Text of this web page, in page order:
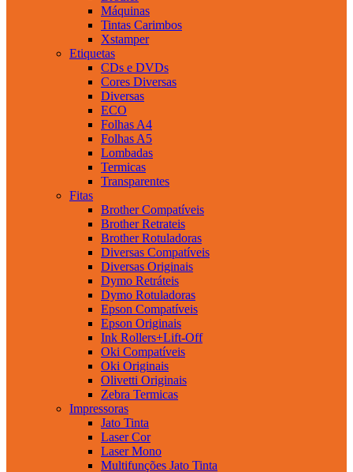
Máquinas
Tintas Carimbos
Xstamper
Etiquetas
CDs e DVDs
Cores Diversas
Diversas
ECO
Folhas A4
Folhas A5
Lombadas
Termicas
Transparentes
Fitas
Brother Compatíveis
Brother Retrateis
Brother Rotuladoras
Diversas Compatíveis
Diversas Originais
Dymo Retráteis
Dymo Rotuladoras
Epson Compatíveis
Epson Originais
Ink Rollers+Lift-Off
Oki Compatíveis
Oki Originais
Olivetti Originais
Zebra Termicas
Impressoras
Jato Tinta
Laser Cor
Laser Mono
Multifunções Jato Tinta